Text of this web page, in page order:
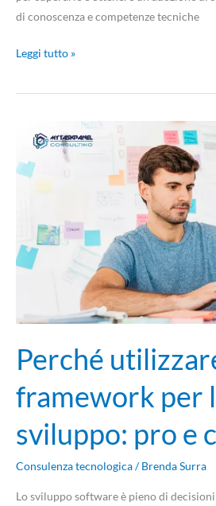
di conoscenza e competenze tecniche
Leggi tutto »
Perché
framework per
sviluppo: pro e
Consulenza tecnologica/Brenda Surra
Lo sviluppo software è pieno di
Perché
utilizzare
un
sviluppo:
pro